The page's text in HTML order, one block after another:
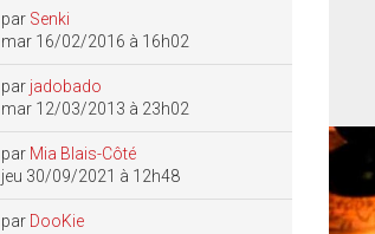
par Senki
mar 16/02/2016 à 16h02
par jadobado
mar 12/03/2013 à 23h02
par Mia Blais-Côté
jeu 30/09/2021 à 12h48
par DooKie